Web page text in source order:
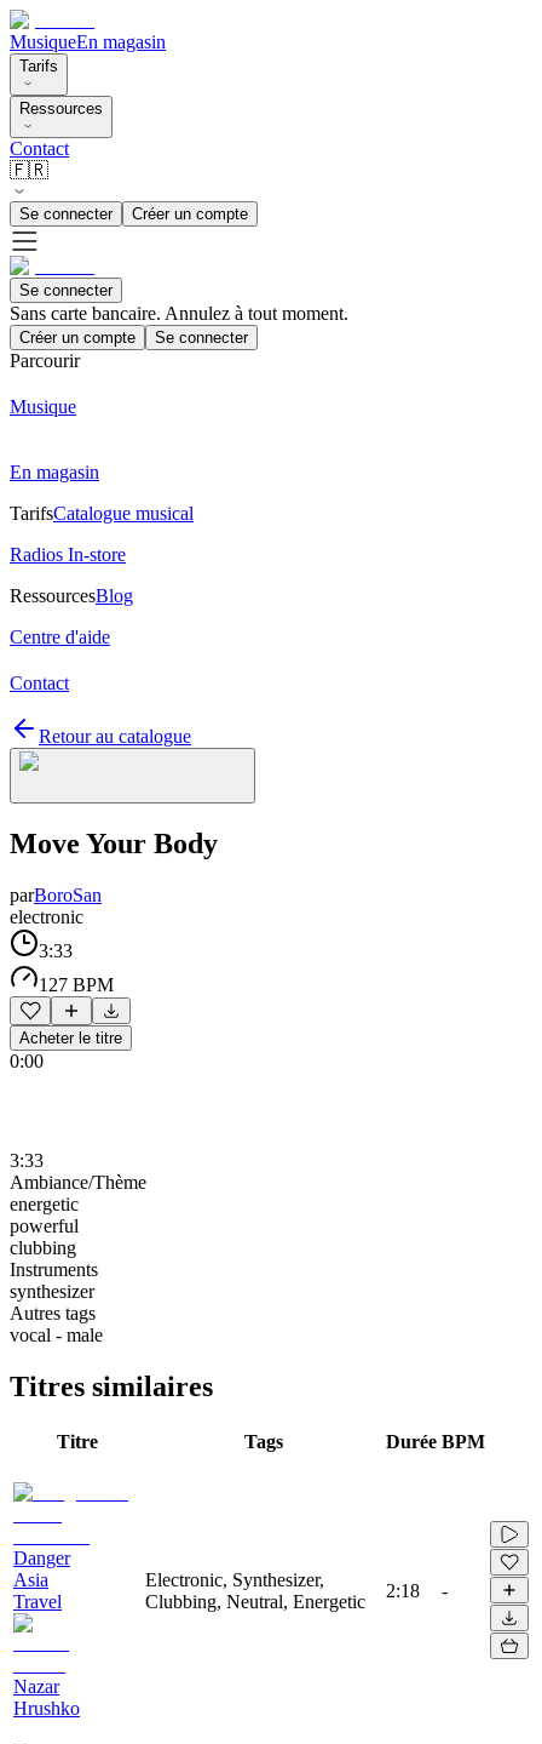
MusiqueEn magasin
Tarifs
Ressources
Contact
🇫🇷
Se connecter Créer un compte
Se connecter
Sans carte bancaire. Annulez à tout moment.
Créer un compte Se connecter
Parcourir
Musique
En magasin
TarifsCatalogue musical
Radios In-store
RessourcesBlog
Centre d'aide
Contact
Retour au catalogue
Move Your Body
parBoroSan
electronic
3:33
127 BPM
Acheter le titre
0:00
3:33
Ambiance/Thème
energetic
powerful
clubbing
Instruments
synthesizer
Autres tags
vocal - male
Titres similaires
Titre Tags Durée BPM
Danger
Asia
Travel
Nazar
Hrushko
Electronic, Synthesizer,
Clubbing, Neutral, Energetic
2:18 -